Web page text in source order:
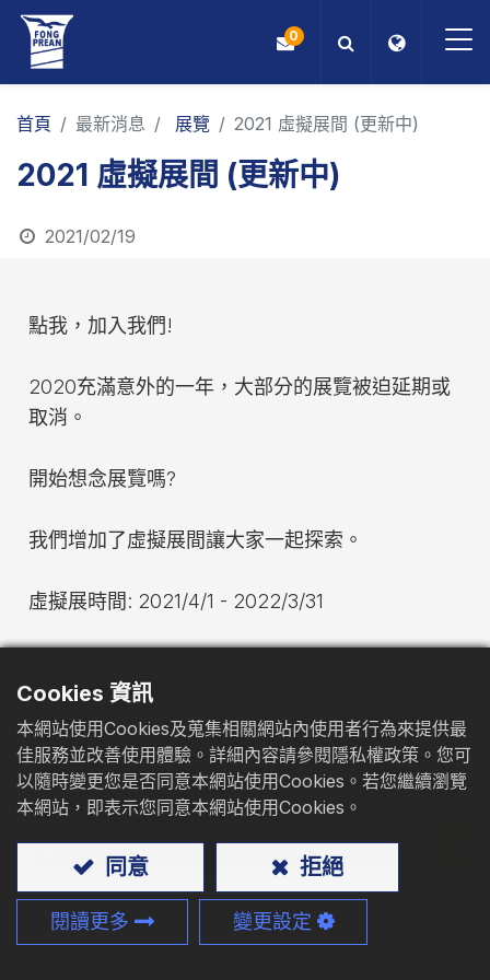
OEM/ODM
產品
應用
關於我們
最新消息
型錄下載
聯絡我們
0
首頁 最新消息 展覽 2021 虛擬展間 (更新中)
2021 虛擬展間 (更新中)
2021/02/19
點我，加入我們!
2020充滿意外的一年，大部分的展覽被迫延期或
取消。
開始想念展覽嗎?
我們增加了虛擬展間讓大家一起探索。
虛擬展時間: 2021/4/1 - 2022/3/31
Cookies 資訊
本網站使用Cookies及蒐集相關網站內使用者行為來提供最
佳服務並改善使用體驗。詳細內容請參閱隱私權政策。您可
以隨時變更您是否同意本網站使用Cookies。若您繼續瀏覽
本網站，即表示您同意本網站使用Cookies。
同意 拒絕
閱讀更多 變更設定